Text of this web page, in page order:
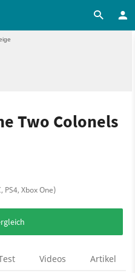
Two Colonels
PS4, Xbox One)
Videos Artikel